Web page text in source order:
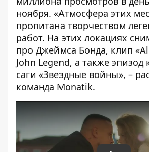
ноября. «Атмосфера этих
пропитана творчеством
работ. На этих локациях
про Джеймса Бонда, клип
John Legend, а также эпизод
саги «Звездные войны», –
команда Monatik.